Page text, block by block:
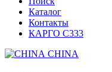
Каталог
Контакты
КАРГО С333
CHINA